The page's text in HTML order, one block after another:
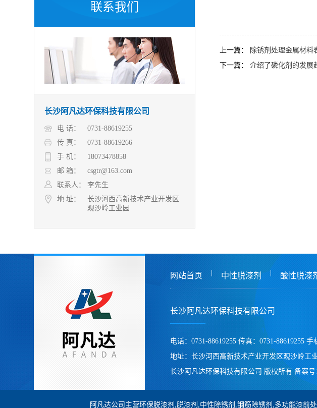
联系我们
长沙阿凡达环保科技有限公司
电 话：
0731-88619255
传 真：
0731-88619266
手 机：
18073478858
邮 箱：
csgtr@163.com
联系人：
李先生
地 址：
长沙河西高新技术产业开发区
观沙岭工业园
上一篇：
除锈剂处理金属材料
下一篇： 介绍了磷化剂的发展
网站首页 中性脱漆剂 酸性脱漆
长沙阿凡达环保科技有限公司
电话：0731-88619255 传真：0731-88619255 手
地址：长沙河西高新技术产业开发区观沙岭工
长沙阿凡达环保科技有限公司 版权所有备案号
阿凡达公司主营环保脱漆剂,脱漆剂,中性除锈剂,钢筋除锈剂,多功能漆前